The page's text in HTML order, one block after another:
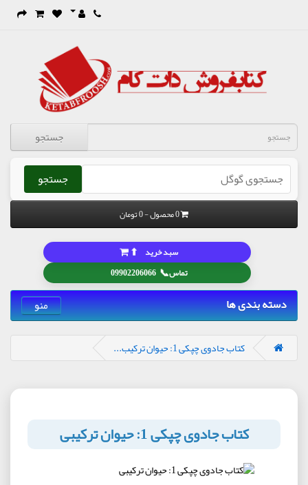
جستجو
جستجو
0 محصول - 0 تومان
تماس📞
09902206066
سبد خرید ⬆
دسته بندی ها منو
کتاب جادوی چپکی 1: حیوان ترکیب...
کتاب جادوی چپکی 1: حیوان ترکیبی